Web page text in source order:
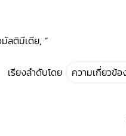
ลติมีเดีย, ”
เรียงลำดับโดย